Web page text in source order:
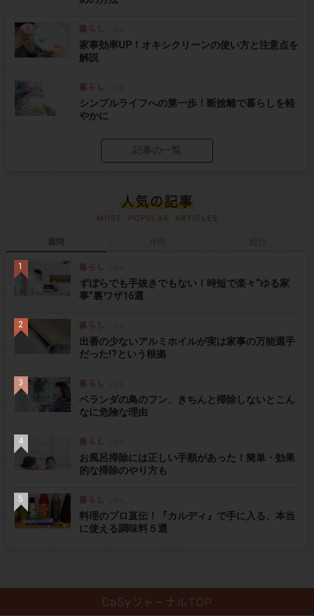
家事効率UP！オキシクリーンの使い方と注意点を
解説
シンプルライフへの第一歩！断捨離で暮らしを軽
やかに
記事の一覧
週間
ずぼらでも手抜きでもない！時短で楽々“ゆる家
事”裏ワザ16選
出番の少ないアルミホイルが実は家事の万能選手
だった!?という根拠
ベランダの鳥のフン、きちんと掃除しないとこん
なに危険な理由
お風呂掃除には正しい手順があった！簡単・効果
的な掃除のやり方も
料理のプロ直伝！『カルディ』で手に入る、本当
に使える調味料５選